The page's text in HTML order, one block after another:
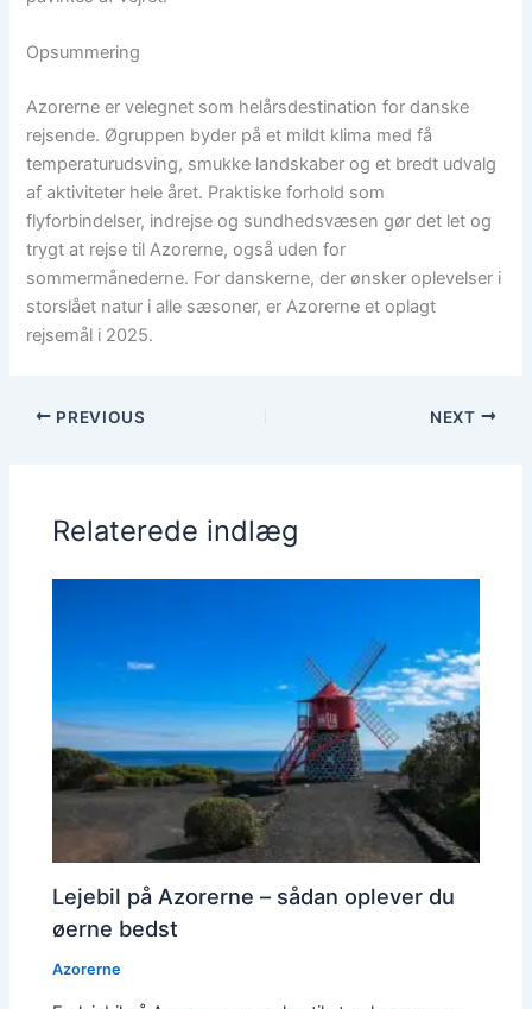
Opsummering
Azorerne er velegnet som helårsdestination for danske
rejsende. Øgruppen byder på et mildt klima med få
temperaturudsving, smukke landskaber og et bredt udvalg
af aktiviteter hele året. Praktiske forhold som
flyforbindelser, indrejse og sundhedsvæsen gør det let og
trygt at rejse til Azorerne, også uden for
sommermånederne. For danskerne, der ønsker oplevelser i
storslået natur i alle sæsoner, er Azorerne et oplagt
rejsemål i 2025.
PREVIOUS NEXT
Relaterede indlæg
Lejebil på Azorerne – sådan oplever du
øerne bedst
Azorerne